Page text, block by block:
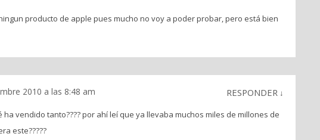
producto de apple pues mucho no voy a poder probar, pero está bien
2010 a las 8:48 am RESPONDER ↓
vendido tanto???? por ahí leí que ya llevaba muchos miles de millones de
este?????